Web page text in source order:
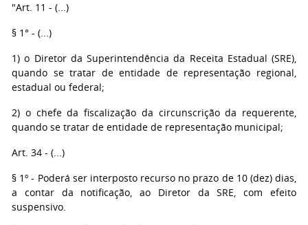
"Art. 11 - (...)
§ 1° - (...)
1) o Diretor da Superintendência da Receita Estadual (SRE),
quando se tratar de entidade de representação regional,
estadual ou federal;
2) o chefe da fiscalização da circunscrição da requerente,
quando se tratar de entidade de representação municipal;
Art. 34 - (...)
§ 1º - Poderá ser interposto recurso no prazo de 10 (dez) dias,
a contar da notificação, ao Diretor da SRE, com efeito
suspensivo.